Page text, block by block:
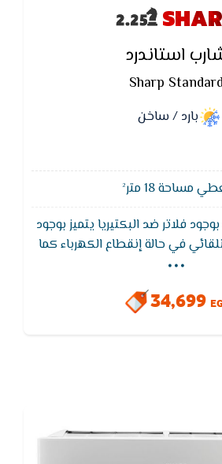
استاندرد
Sharp Standard
بارد / ساخن
مساحة 18 متر²
فلاتر ضد البكتيريا يتميز بوجود
في حالة إنقطاع الكهرباء كما
ونظيف عند تشغيل التكيف
...
34,699